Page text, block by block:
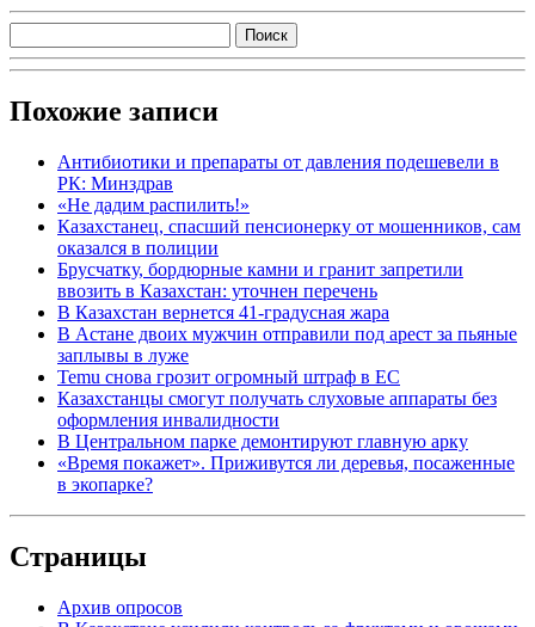
Похожие записи
Антибиотики и препараты от давления подешевели в
РК: Минздрав
«Не дадим распилить!»
Казахстанец, спасший пенсионерку от мошенников, сам
оказался в полиции
Брусчатку, бордюрные камни и гранит запретили
ввозить в Казахстан: уточнен перечень
В Казахстан вернется 41-градусная жара
В Астане двоих мужчин отправили под арест за пьяные
заплывы в луже
Temu снова грозит огромный штраф в ЕС
Казахстанцы смогут получать слуховые аппараты без
оформления инвалидности
В Центральном парке демонтируют главную арку
«Время покажет». Приживутся ли деревья, посаженные
в экопарке?
Страницы
Архив опросов